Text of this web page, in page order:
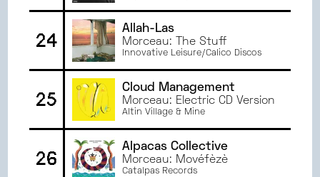
24
Allah-Las
Morceau: The Stuff
Innovative Leisure/Calico Discos
25
Cloud Management
Morceau: Electric CD Version
Altin Village & Mine
26
Alpacas Collective
Morceau: Movéfèzè
Catalpas Records